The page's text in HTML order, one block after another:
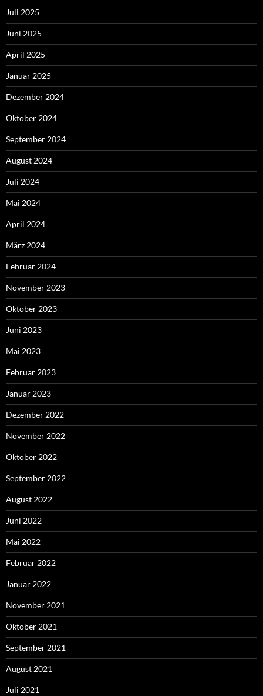
Juli 2025
Juni 2025
April 2025
Januar 2025
Dezember 2024
Oktober 2024
September 2024
August 2024
Juli 2024
Mai 2024
April 2024
März 2024
Februar 2024
November 2023
Oktober 2023
Juni 2023
Mai 2023
Februar 2023
Januar 2023
Dezember 2022
November 2022
Oktober 2022
September 2022
August 2022
Juni 2022
Mai 2022
Februar 2022
Januar 2022
November 2021
Oktober 2021
September 2021
August 2021
Juli 2021